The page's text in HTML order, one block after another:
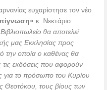
ευχαρίστησε τον νέο
κ. Νεκτάριο
θα αποτελεί
μας Εκκλησίας προς
την οποία ο καθένας θα
τις εκδόσεις που αφορούν
για το πρόσωπο του Κυρίου
Θεοτόκου, τους βίους των